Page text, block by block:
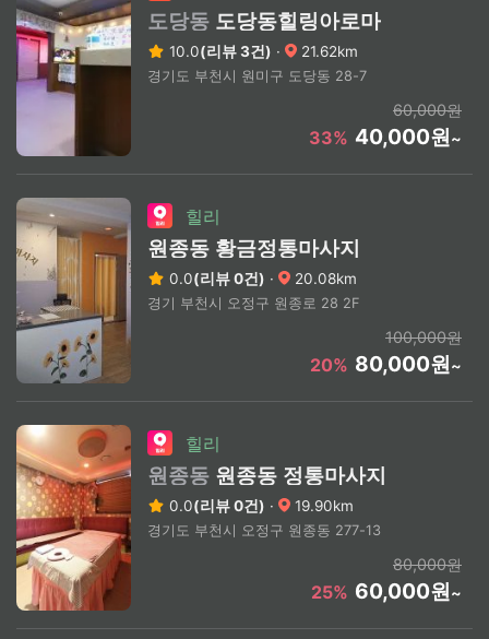
도당동 도당동힐링아로마
10.0(리뷰 3건) · 21.62km
경기도 부천시 원미구 도당동 28-7
60,000원
33% 40,000원~
힐리
원종동 황금정통마사지
0.0(리뷰 0건) · 20.08km
경기 부천시 오정구 원종로 28 2F
100,000원
20% 80,000원~
힐리
원종동 원종동 정통마사지
0.0(리뷰 0건) · 19.90km
경기도 부천시 오정구 원종동 277-13
80,000원
25% 60,000원~